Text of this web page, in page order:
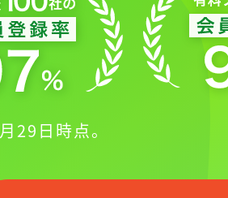
29日時点。